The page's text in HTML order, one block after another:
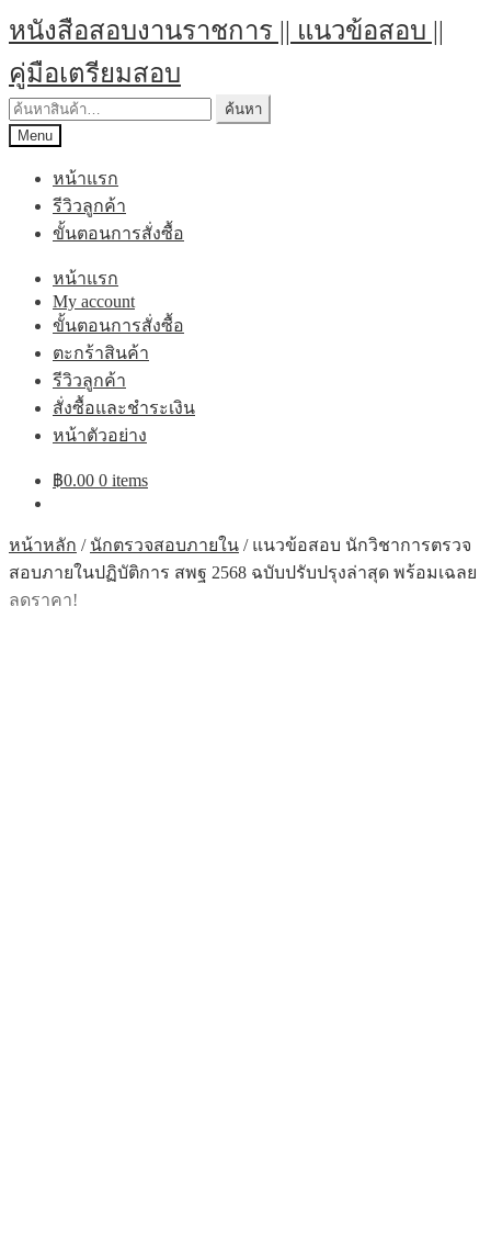
หนังสือสอบงานราชการ || แนวข้อสอบ ||
คู่มือเตรียมสอบ
ค้นหา
Menu
หน้าแรก
รีวิวลูกค้า
ขั้นตอนการสั่งซื้อ
หน้าแรก
My account
ขั้นตอนการสั่งซื้อ
ตะกร้าสินค้า
รีวิวลูกค้า
สั่งซื้อและชำระเงิน
หน้าตัวอย่าง
฿0.00 0 items
หน้าหลัก / นักตรวจสอบภายใน / แนวข้อสอบ นักวิชาการตรวจ
สอบภายในปฏิบัติการ สพฐ 2568 ฉบับปรับปรุงล่าสุด พร้อมเฉลย
ลดราคา!